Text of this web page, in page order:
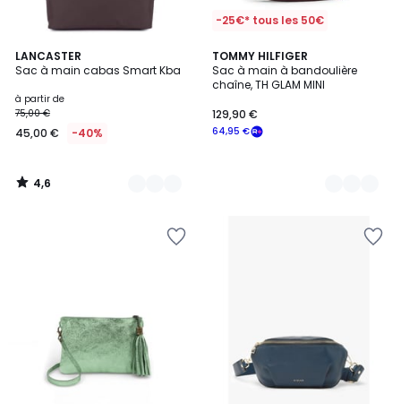
LANCASTER
Sac à main cabas Smart Kba
à partir de
75,00 €
45,00 € -40%
4,6
/ 5
8
Couleurs
4,6
/
-25€* tous les 50€
TOMMY HILFIGER
Sac à main à bandoulière
chaîne, TH GLAM MINI
64,95 €
129,90 €
2
Couleurs